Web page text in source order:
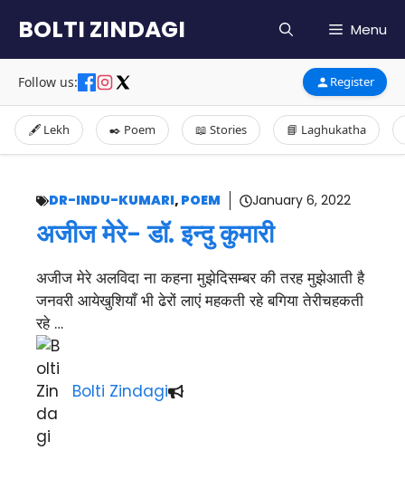
content
BOLTI ZINDAGI Menu
Follow us: Register
🖋️ Lekh ✒️ Poem 📖 Stories 📘 Laghukatha
DR-INDU-KUMARI, POEM January 6, 2022
अजीज मेरे- डॉ. इन्दु कुमारी
अजीज मेरे अलविदा ना कहना मुझेदिसम्बर की तरह मुझेआती है
जनवरी आयेखुशियाँ भी ढेरों लाएं महकती रहे बगिया तेरीचहकती
रहे …
Bolti Zindagi